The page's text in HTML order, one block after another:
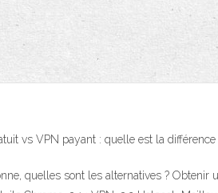
vs VPN payant : quelle est la différence
quelles sont les alternatives ?